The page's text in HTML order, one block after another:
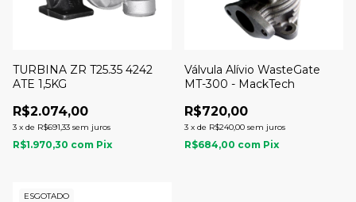
TURBINA ZR T25.35 4242
ATE 1,5KG
R$2.074,00
3 x de R$691,33 sem juros
R$1.970,30 com Pix
Válvula Alívio WasteGate
MT-300 - MackTech
R$720,00
3 x de R$240,00 sem juros
R$684,00 com Pix
ESGOTADO